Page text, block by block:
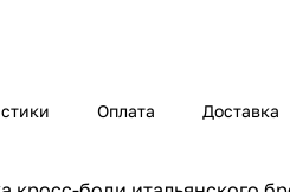
Оплата Доставка